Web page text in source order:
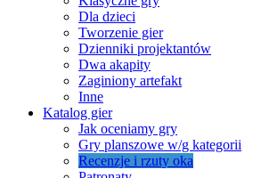
Dla dzieci
Tworzenie gier
Dzienniki projektantów
Dwa akapity
Zaginiony artefakt
Inne
Katalog gier
Jak oceniamy gry
Gry planszowe w/g kategorii
Recenzje i rzuty oka